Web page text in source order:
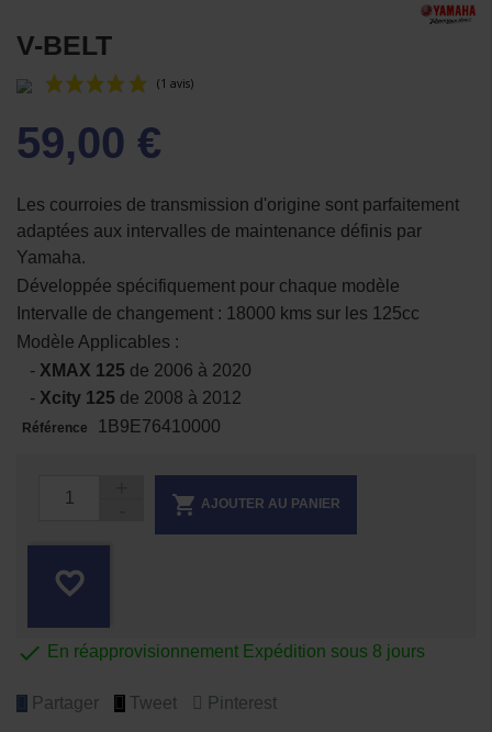
V-BELT
59,00 €
Les courroies de transmission d'origine sont parfaitement
adaptées aux intervalles de maintenance définis par
Yamaha.
Développée spécifiquement pour chaque modèle
Intervalle de changement : 18000 kms sur les 125cc
Modèle Applicables :
- XMAX 125 de 2006 à 2020
- Xcity 125 de 2008 à 2012
Référence 1B9E76410000
 AJOUTER AU PANIER
favorite_border
 En réapprovisionnement Expédition sous 8 jours
Partager Tweet Pinterest